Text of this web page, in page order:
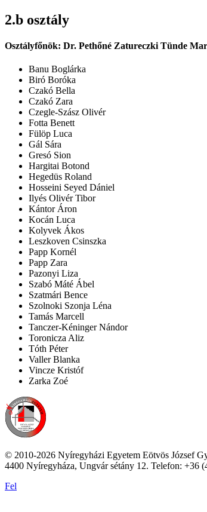
2.b osztály
Osztályfőnök: Dr. Pethőné Zatureczki Tünde
Banu Boglárka
Biró Boróka
Czakó Bella
Czakó Zara
Czegle-Szász Olivér
Fotta Benett
Fülöp Luca
Gál Sára
Gresó Sion
Hargitai Botond
Hegedüs Roland
Hosseini Seyed Dániel
Ilyés Olivér Tibor
Kántor Áron
Kocán Luca
Kolyvek Ákos
Leszkoven Csinszka
Papp Kornél
Papp Zara
Pazonyi Liza
Szabó Máté Ábel
Szatmári Bence
Szolnoki Szonja Léna
Tamás Marcell
Tanczer-Kéninger Nándor
Toronicza Aliz
Tóth Péter
Valler Blanka
Vincze Kristóf
Zarka Zoé
© 2010-2026 Nyíregyházi Egyetem Eötvös József
4400 Nyíregyháza, Ungvár sétány 12. Telefon: +36
Fel